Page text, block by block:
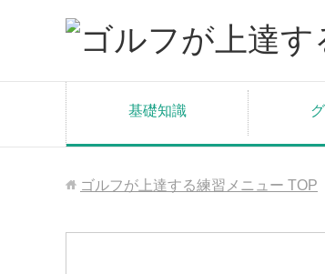
基礎知識
ゴルフが上達する練習メニュー TOP